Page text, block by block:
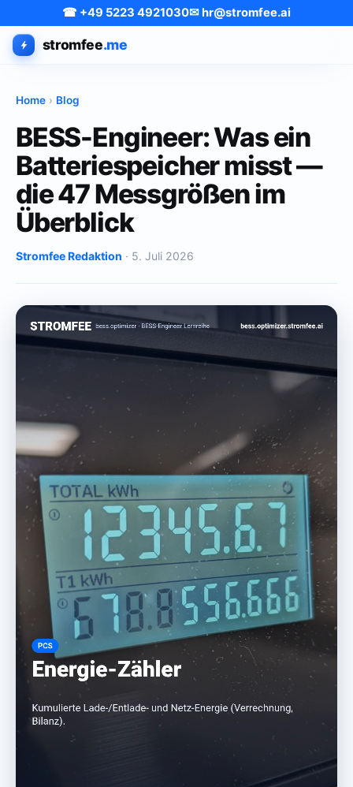
☎ +49 5223 4921030✉ hr@stromfee.ai
stromfee.me
Home › Blog
BESS-Engineer: Was ein
Batteriespeicher misst —
die 47 Messgrößen im
Überblick
Stromfee Redaktion · 5. Juli 2026